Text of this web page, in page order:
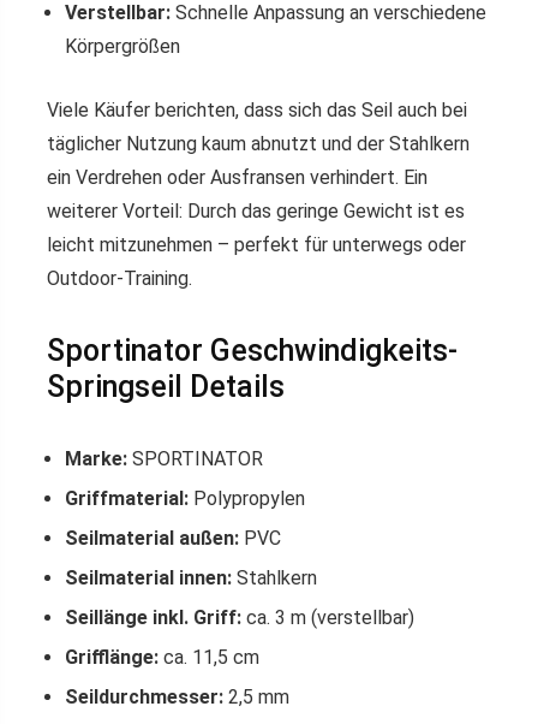
Verstellbar: Schnelle Anpassung an verschiedene
Körpergrößen
Viele Käufer berichten, dass sich das Seil auch bei
täglicher Nutzung kaum abnutzt und der Stahlkern
ein Verdrehen oder Ausfransen verhindert. Ein
weiterer Vorteil: Durch das geringe Gewicht ist es
leicht mitzunehmen – perfekt für unterwegs oder
Outdoor-Training.
Sportinator Geschwindigkeits-
Springseil Details
Marke: SPORTINATOR
Griffmaterial: Polypropylen
Seilmaterial außen: PVC
Seilmaterial innen: Stahlkern
Seillänge inkl. Griff: ca. 3 m (verstellbar)
Grifflänge: ca. 11,5 cm
Seildurchmesser: 2,5 mm